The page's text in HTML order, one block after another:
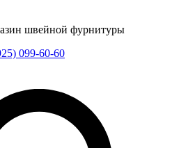
швейной фурнитуры
099-60-60